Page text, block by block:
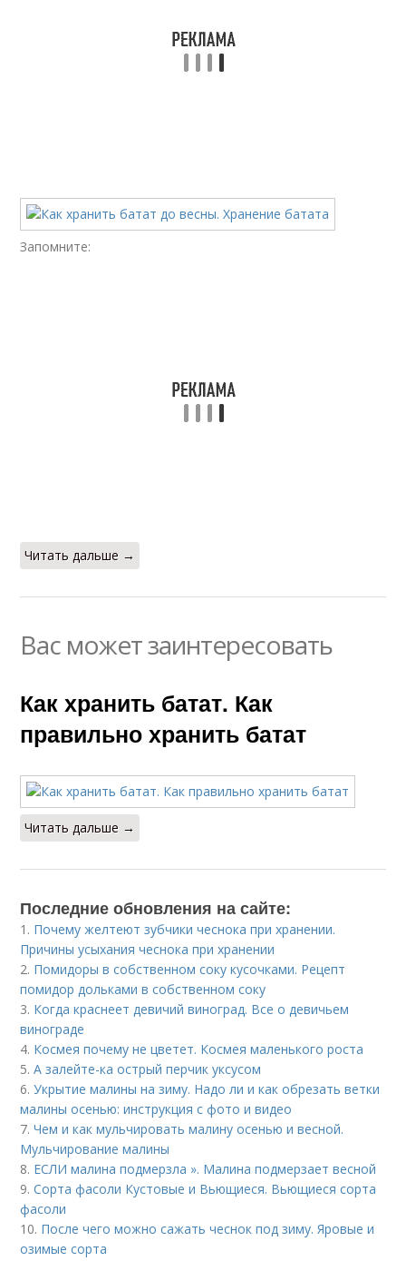
Запомните:
Читать дальше →
Вас может заинтересовать
Как хранить батат. Как
правильно хранить батат
Читать дальше →
Последние обновления на сайте:
1. Почему желтеют зубчики чеснока при хранении.
Причины усыхания чеснока при хранении
2. Помидоры в собственном соку кусочками. Рецепт
помидор дольками в собственном соку
3. Когда краснеет девичий виноград. Все о девичьем
винограде
4. Космея почему не цветет. Космея маленького роста
5.А залейте-ка острый перчик уксусом
6.Укрытие малины на зиму. Надо ли и как обрезать ветки
малины осенью: инструкция с фото и видео
7.Чем и как мульчировать малину осенью и весной.
Мульчирование малины
8. ЕСЛИ малина подмерзла ». Малина подмерзает весной
9.Сорта фасоли Кустовые и Вьющиеся. Вьющиеся сорта
фасоли
10. После чего можно сажать чеснок под зиму. Яровые и
озимые сорта